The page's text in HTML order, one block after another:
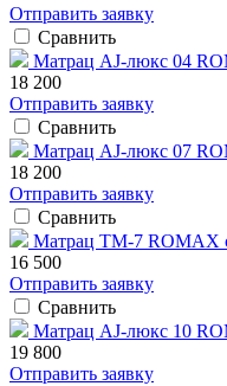
Отправить заявку
Сравнить
Матрац AJ-люкс 04
18 200
Отправить заявку
Сравнить
Матрац AJ-люкс 07
18 200
Отправить заявку
Сравнить
Матрац ТМ-7 ROMAX
16 500
Отправить заявку
Сравнить
Матрац AJ-люкс 10
19 800
Отправить заявку